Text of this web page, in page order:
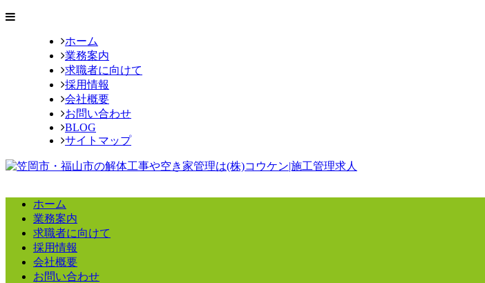
ホーム
業務案内
求職者に向けて
採用情報
会社概要
お問い合わせ
BLOG
サイトマップ
ホーム
業務案内
求職者に向けて
採用情報
会社概要
お問い合わせ